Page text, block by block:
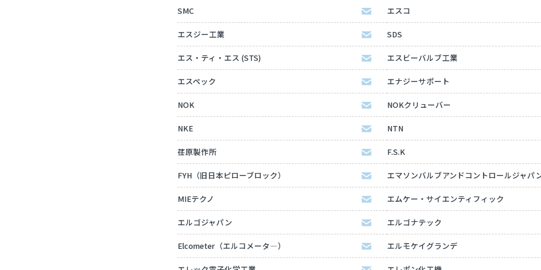
SMC エスコ
エスジー工業 SDS
エス・ティ・エス (STS) エスビーバルブ工業
エスペック エナジーサポート
NOK NOKクリューバー
NKE NTN
荏原製作所 F.S.K
FYH（旧日本ピローブロック） エマソンバルブアンドコントロールジャパ
MIEテクノ エムケー・サイエンティフィック
エルゴジャパン エルゴナテック
Elcometer（エルコメータ―） エルモケイグランデ